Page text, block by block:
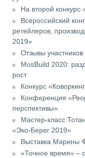
На второй конкурс
Всероссийский
ретейлеров,
2019»
Отзывы
MosBuild 2020:
рост
Конкурс
Конференция
перспективы»
Мастер-класс
«Эко-Берег 2019»
Выставка Марины
«Точное время» –